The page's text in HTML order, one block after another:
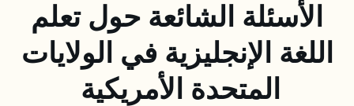
الأسئلة الشائعة حول تعلم
اللغة الإنجليزية في الولايات
المتحدة الأمريكية